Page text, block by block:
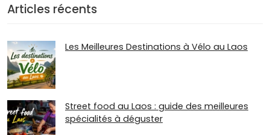
Articles récents
Les Meilleures Destinations à Vélo au Laos
Street food au Laos : guide des meilleures
spécialités à déguster